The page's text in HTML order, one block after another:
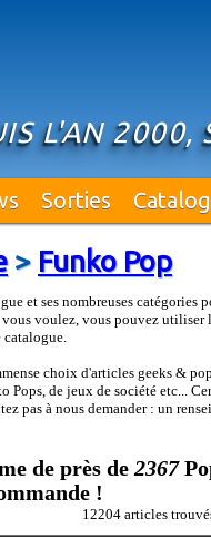
L'AN 2000,
Sorties
> Funko Pop
et ses nombreuses
vous voulez, vous pouvez utiliser
catalogue.
choix d'articles geeks &
Pops, de jeux de société etc...
pas à nous demander : un
de près de 2367
!
12204 articles